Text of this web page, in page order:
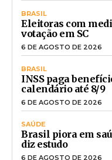
BRASIL
Eleitoras com
votação em SC
6 DE AGOSTO DE 2026
BRASIL
INSS paga
calendário até 8/9
6 DE AGOSTO DE 2026
SAÚDE
Brasil piora em
diz estudo
6 DE AGOSTO DE 2026